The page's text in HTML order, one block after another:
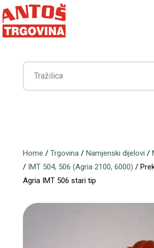
Home / Trgovina / Namjenski dijelovi /
/ IMT 504, 506 (Agria 2100, 6000) /
Agria IMT 506 stari tip